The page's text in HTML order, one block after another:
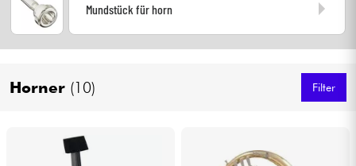
Kopfhörer
Mikros
DJ
Live-Sound
Mundstück für horn
Horner (10) Filter